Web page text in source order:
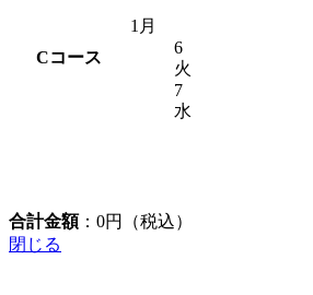
Cコース
1月
6
火
7
水
合計金額： 0円（税込）
閉じる